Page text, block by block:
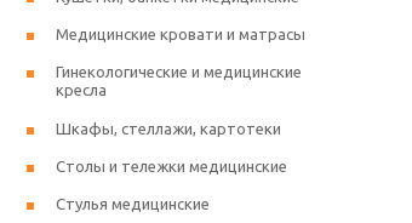
Медицинские кровати и матрасы
Гинекологические и медицинские
кресла
Шкафы, стеллажи, картотеки
Столы и тележки медицинские
Стулья медицинские